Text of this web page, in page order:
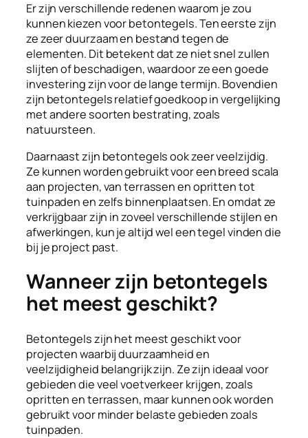
Er zijn verschillende redenen waarom je zou
kunnen kiezen voor betontegels. Ten eerste zijn
ze zeer duurzaam en bestand tegen de
elementen. Dit betekent dat ze niet snel zullen
slijten of beschadigen, waardoor ze een goede
investering zijn voor de lange termijn. Bovendien
zijn betontegels relatief goedkoop in vergelijking
met andere soorten bestrating, zoals
natuursteen.
Daarnaast zijn betontegels ook zeer veelzijdig.
Ze kunnen worden gebruikt voor een breed scala
aan projecten, van terrassen en opritten tot
tuinpaden en zelfs binnenplaatsen. En omdat ze
verkrijgbaar zijn in zoveel verschillende stijlen en
afwerkingen, kun je altijd wel een tegel vinden die
bij je project past.
Wanneer zijn betontegels
het meest geschikt?
Betontegels zijn het meest geschikt voor
projecten waarbij duurzaamheid en
veelzijdigheid belangrijk zijn. Ze zijn ideaal voor
gebieden die veel voetverkeer krijgen, zoals
opritten en terrassen, maar kunnen ook worden
gebruikt voor minder belaste gebieden zoals
tuinpaden.